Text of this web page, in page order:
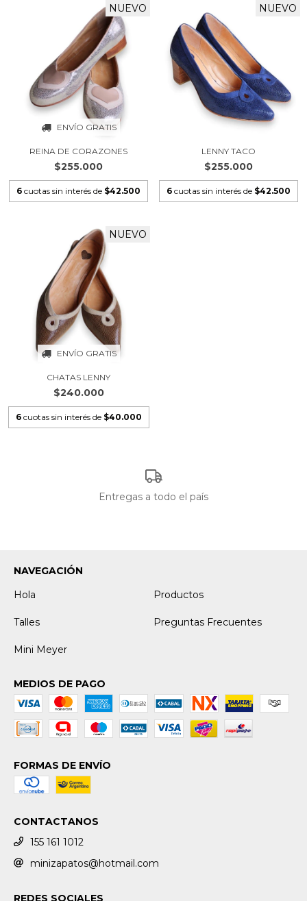
ENVÍO GRATIS
NUEVO
REINA DE CORAZONES
$255.000
6 cuotas sin interés de $42.500
NUEVO
LENNY TACO
$255.000
6 cuotas sin interés de $42.500
ENVÍO GRATIS
NUEVO
CHATAS LENNY
$240.000
6 cuotas sin interés de $40.000
Entregas a todo el país
NAVEGACIÓN
Hola
Productos
Talles Preguntas Frecuentes
Mini Meyer
MEDIOS DE PAGO
FORMAS DE ENVÍO
CONTACTANOS
155 161 1012
minizapatos@hotmail.com
REDES SOCIALES